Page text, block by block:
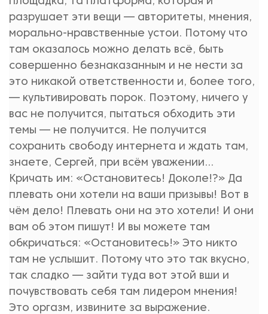
разрушает эти вещи — авторитеты, мнения,
морально-нравственные устои. Потому что
там оказалось можно делать всё, быть
совершенно безнаказанным и не нести за
это никакой ответственности и, более того,
— культивировать порок. Поэтому, ничего у
вас не получится, пытаться обходить эти
темы — не получится. Не получится
сохранить свободу интернета и ждать там,
знаете, Сергей, при всём уважении...
Кричать им: «Остановитесь! Доколе!?» Да
плевать они хотели на ваши призывы! Вот в
чём дело! Плевать они на это хотели! И они
вам об этом пишут! И вы можете там
обкричаться: «Остановитесь!» Это никто
там не услышит. Потому что это так вкусно,
так сладко — зайти туда вот этой вши и
почувствовать себя там лидером мнения!
Это оргазм, извините за выражение.